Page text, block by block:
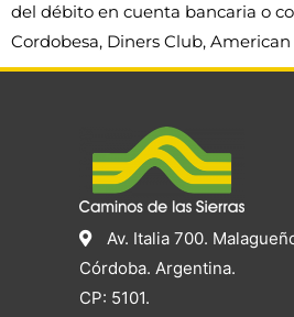
del débito en cuenta bancaria o
Cordobesa, Diners Club, American
Av. Italia 700.
Córdoba. Argentina.
CP: 5101.